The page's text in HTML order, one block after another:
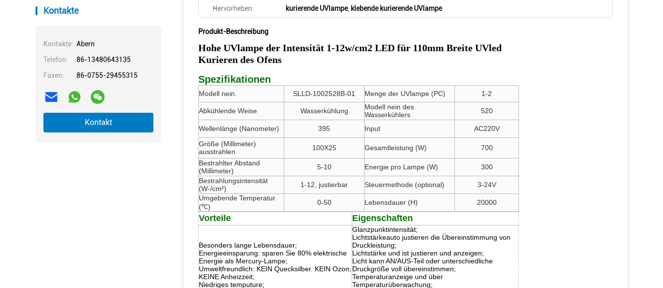
Kontakte
Kontakte: Abern
Telefon:
86-13480643135
Faxen:
86-0755-29455315
Kontakt
Hervorheben: kurierende UVlampe, klebende kurierende UVlampe
Produkt-Beschreibung
Hohe UVlampe der Intensität 1-12w/cm2 LED für 110mm Breite UVled
Kurieren des Ofens
Spezifikationen
Modell nein. SLLD-1002528B-01 Menge der UVlampe (PC) 1-2
Abkühlende Weise Wasserkühlung
Modell nein des
Wasserkühlers
520
Wellenlänge (Nanometer) 395 Input
AC220V
Größe (Millimeter)
ausstrahlen
100X25 Gesamtleistung (W)
700
Bestrahlter Abstand
(Millimeter)
5-10 Energie pro Lampe (W)
300
Bestrahlungsintensität
(W-/cm²)
1-12, justierbar Steuermethode (optional)
3-24V
Umgebende Temperatur
(℃)
0-50 Lebensdauer (H) 20000
Vorteile Eigenschaften
Besonders lange Lebensdauer;
Energieeinsparung: sparen Sie 80% elektrische
Energie als Mercury-Lampe;
Umweltfreundlich: KEIN Quecksilber. KEIN Ozon;
KEINE Anheizzeit;
Niedriges temputure;
Glanzpunktintensität;
Lichtstärkeauto justieren die Übereinstimmung von
Druckleistung;
Lichtstärke und ist justieren und anzeigen;
Licht kann AN/AUS-Teil oder unterschiedliche
Druckgröße voll übereinstimmen;
Temperaturanzeige und über
Temperaturüberwachung;